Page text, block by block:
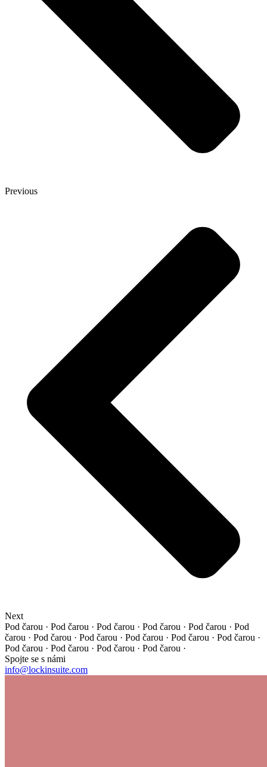
Previous
Next
Pod čarou · Pod čarou · Pod čarou · Pod čarou · Pod čarou · Pod
čarou · Pod čarou · Pod čarou · Pod čarou · Pod čarou · Pod čarou ·
Pod čarou · Pod čarou · Pod čarou · Pod čarou ·
Spojte se s námi
info@lockinsuite.com